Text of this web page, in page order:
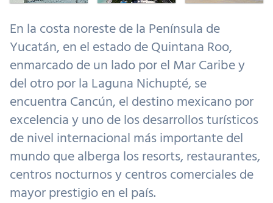
En la costa noreste de la Península de
Yucatán, en el estado de Quintana Roo,
enmarcado de un lado por el Mar Caribe y
del otro por la Laguna Nichupté, se
encuentra Cancún, el destino mexicano por
excelencia y uno de los desarrollos turísticos
de nivel internacional más importante del
mundo que alberga los resorts, restaurantes,
centros nocturnos y centros comerciales de
mayor prestigio en el país.